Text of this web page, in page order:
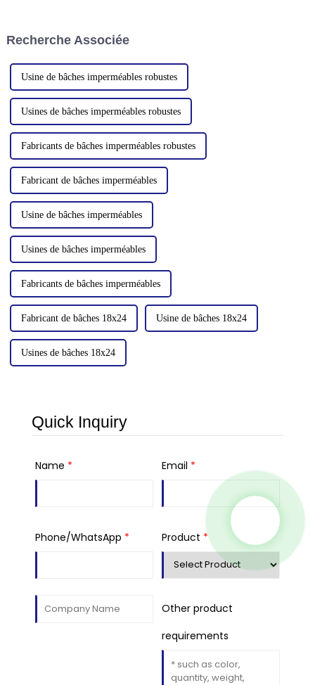
haute résistance, w
Recherche Associée
Usine de bâches imperméables robustes
Usines de bâches imperméables robustes
Fabricants de bâches imperméables robustes
Fabricant de bâches imperméables
Usine de bâches imperméables
Usines de bâches imperméables
Fabricants de bâches imperméables
Fabricant de bâches 18x24 Usine de bâches 18x24
Usines de bâches 18x24
Quick Inquiry
Name * Email *
Phone/WhatsApp * Product *
Other product
requirements